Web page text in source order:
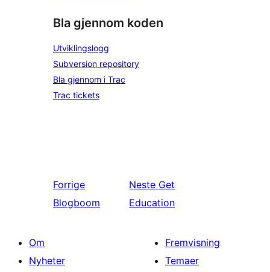
Bla gjennom koden
Utviklingslogg
Subversion repository
Bla gjennom i Trac
Trac tickets
Forrige
Blogboom
Neste Get
Education
Om
Nyheter
Fremvisning
Temaer